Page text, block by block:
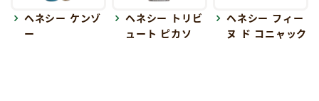
ヘネシー ケンゾ
ー
ヘネシー トリビ
ュート ピカソ
ヘネシー フィー
ヌ ド コニャック